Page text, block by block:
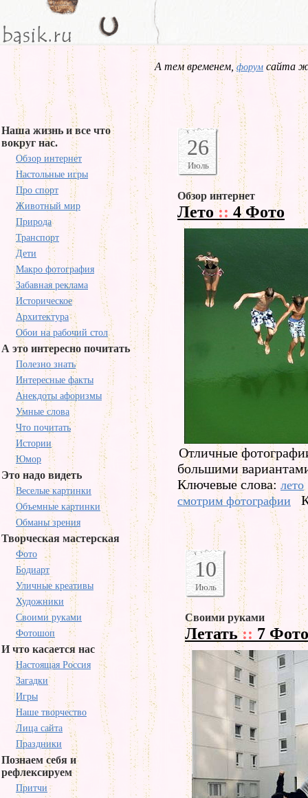
А тем временем,форум сайта
Наша жизнь и все что
вокруг нас.
Обзор интернет
Настольные игры
Про спорт
Животный мир
Природа
Транспорт
Дети
Макро фотография
Забавная реклама
Историческое
Архитектура
Обои на рабочий стол
А это интересно почитать
Полезно знать
Интересные факты
Анекдоты афоризмы
Умные слова
Что почитать
Истории
Юмор
Это надо видеть
Веселые картинки
Объемные картинки
Обманы зрения
Творческая мастерская
Фото
Бодиарт
Уличные креативы
Художники
Своими руками
Фотошоп
И что касается нас
Настоящая Россия
Загадки
Игры
Наше творчество
Лица сайта
Праздники
Познаем себя и
рефлексируем
Притчи
26
Июль
Обзор интернет
Лето:: 4 Фото
Отличные
большими
Ключевые слова: лето
смотрим фотографии
10
Июль
Своими руками
Летать:: 7 Фото